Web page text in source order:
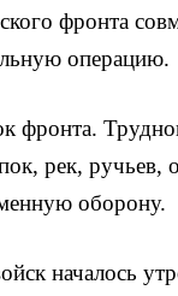
фронта
операцию.
фронта.
рек, ручьев,
оборону.
началось